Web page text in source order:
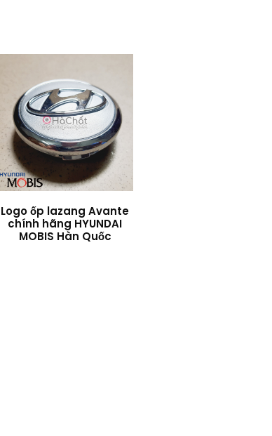
Logo ốp lazang Avante
chính hãng HYUNDAI
MOBIS Hàn Quốc